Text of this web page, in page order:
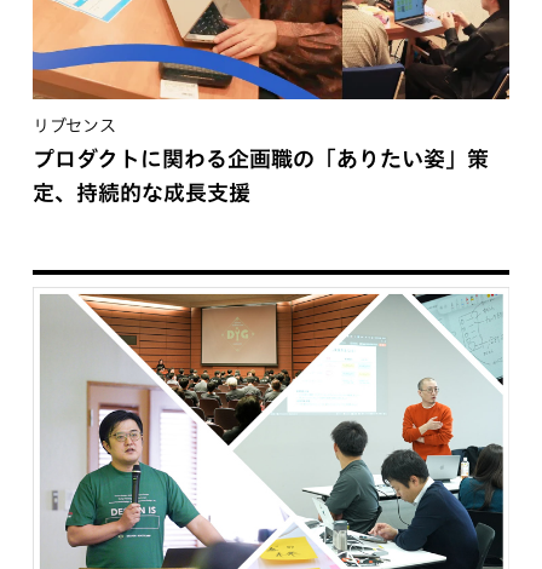
リブセンス
プロダクトに関わる企画職の「ありたい姿」策
定、持続的な成長支援